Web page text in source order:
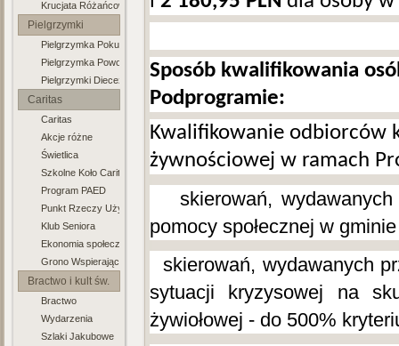
Krucjata Różańcowa
Pielgrzymki
Piesze
Pielgrzymka Pokutna do Górzycy
Pielgrzymka Powołaniowa do Rokitna
Pielgrzymki Diecezjalne
Caritas
Caritas
Akcje różne
Świetlica
Szkolne Koło Caritas
Program PAED
Punkt Rzeczy Używanych
Klub Seniora
Ekonomia społeczna
Grono Wspierających Ubogich
Bractwo i kult św.
Jakuba Apostoła
Bractwo
Wydarzenia
Szlaki Jakubowe
Sposób kwalifikowania
Podprogramie:
Kwalifikowanie odbiorców
żywnościowej w ramach
skierowań,
pomocy społecznej w
skierowań, wydawanych
sytuacji kryzysowej na
żywiołowej - do 500%